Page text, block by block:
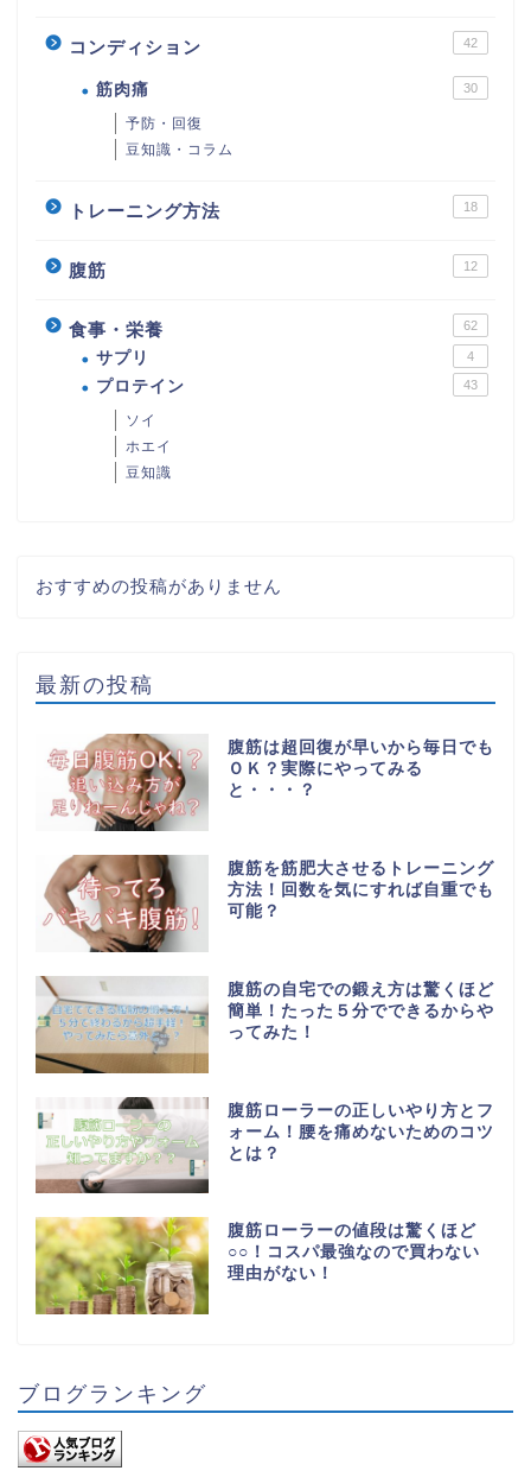
コンディション 42
筋肉痛 30
予防・回復
豆知識・コラム
トレーニング方法 18
腹筋 12
食事・栄養 62
サプリ 4
プロテイン 43
ソイ
ホエイ
豆知識
おすすめの投稿がありません
最新の投稿
腹筋は超回復が早いから毎日でも
ＯＫ？実際にやってみる
と・・・？
腹筋を筋肥大させるトレーニング
方法！回数を気にすれば自重でも
可能？
腹筋の自宅での鍛え方は驚くほど
簡単！たった５分でできるからや
ってみた！
腹筋ローラーの正しいやり方とフ
ォーム！腰を痛めないためのコツ
とは？
腹筋ローラーの値段は驚くほど
○○！コスパ最強なので買わない
理由がない！
ブログランキング